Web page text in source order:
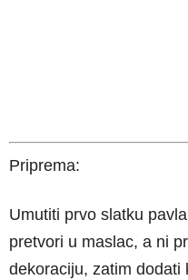
Priprema:
Umutiti prvo slatku
pretvori u maslac, a ni
dekoraciju, zatim dodati